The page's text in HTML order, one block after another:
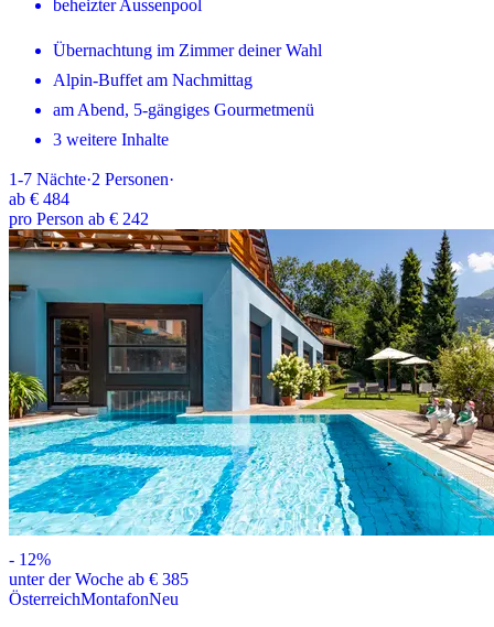
beheizter Aussenpool
Übernachtung im Zimmer deiner Wahl
Alpin-Buffet am Nachmittag
am Abend, 5-gängiges Gourmetmenü
3 weitere Inhalte
1-7 Nächte·2 Personen·
ab € 484
pro Person ab € 242
- 12%
unter der Woche ab € 385
ÖsterreichMontafonNeu